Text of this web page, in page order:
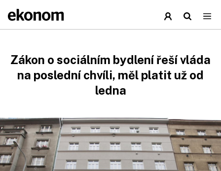
Zákon o sociálním bydlení řeší vláda
na poslední chvíli, měl platit už od
ledna